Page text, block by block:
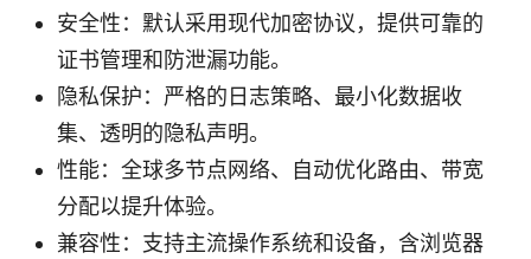
安全性：默认采用现代加密协议，提供可靠的
证书管理和防泄漏功能。
隐私保护：严格的日志策略、最小化数据收
集、透明的隐私声明。
性能：全球多节点网络、自动优化路由、带宽
分配以提升体验。
兼容性：支持主流操作系统和设备，含浏览器